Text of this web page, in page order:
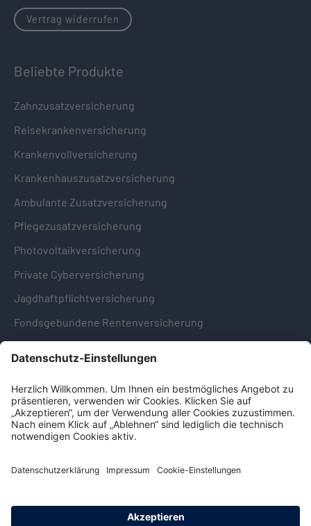
Vertrag widerrufen
Beliebte Produkte
Zahnzusatzversicherung
Reisekrankenversicherung
Krankenvollversicherung
Krankenhauszusatzversicherung
Ambulante Zusatzversicherung
Pflegezusatzversicherung
Photovoltaikversicherung
Private Cyberversicherung
Jagdhaftpflichtversicherung
Fondsgebundene Rentenversicherung
Hinweise & Informationen
Impressum
Datenschutz
Hinweisgebersystem -